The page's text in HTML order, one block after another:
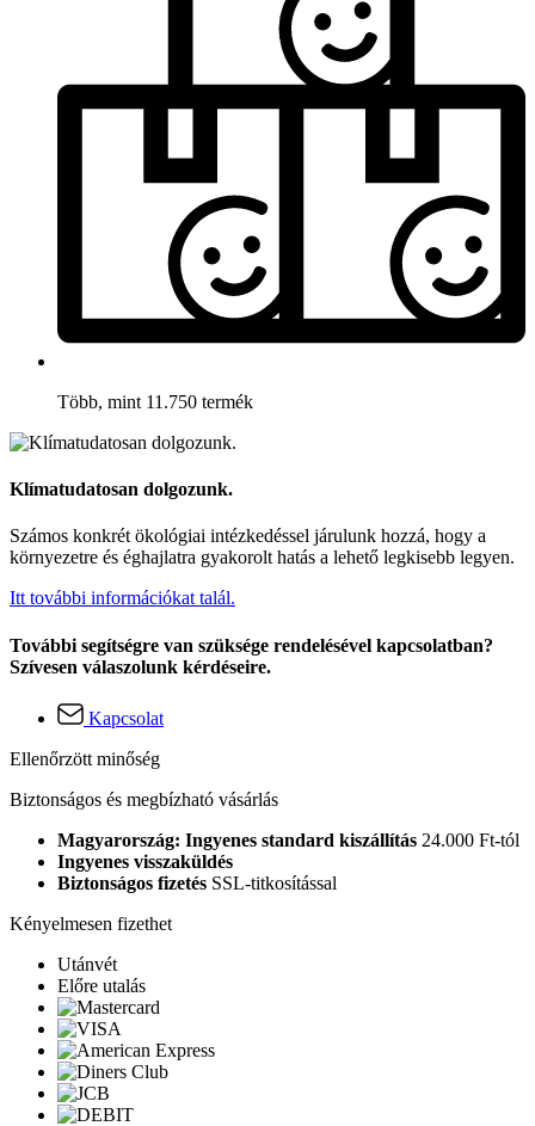
Több, mint 11.750 termék
Klímatudatosan dolgozunk.
Számos konkrét ökológiai intézkedéssel járulunk hozzá, hogy a
környezetre és éghajlatra gyakorolt hatás a lehető legkisebb legyen.
Itt további információkat talál.
További segítségre van szüksége rendelésével kapcsolatban?
Szívesen válaszolunk kérdéseire.
Kapcsolat
Ellenőrzött minőség
Biztonságos és megbízható vásárlás
Magyarország: Ingyenes standard kiszállítás 24.000 Ft-tól
Ingyenes visszaküldés
Biztonságos fizetés SSL-titkosítással
Kényelmesen fizethet
Utánvét
Előre utalás